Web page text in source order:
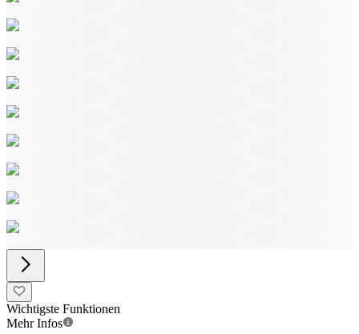
Wichtigste Funktionen
Mehr Infos